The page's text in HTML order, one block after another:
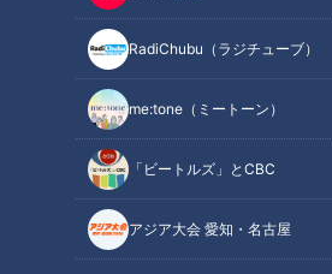
RadiChubu（ラジチューブ）
me:tone（ミートーン）
「ビートルズ」とCBC
アジア大会 愛知・名古屋
友に話したい！との思いから番組の
んに向けた、竜党による、竜党のた
１２球団唯一の交流戦開幕４連勝で
日の放送回は、２カード連続勝ち越
ファローズ戦の中継を通してドラゴ
ンド山田久志さんが金言を送った。今
勝を狙う井上竜にとって重要なヒント